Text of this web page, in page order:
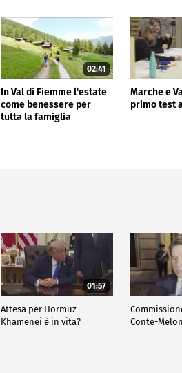
02:41
In Val di Fiemme l'estate
come benessere per
tutta la famiglia
Marche e
primo test
01:57
Attesa per Hormuz
Khamenei è in vita?
Conte-